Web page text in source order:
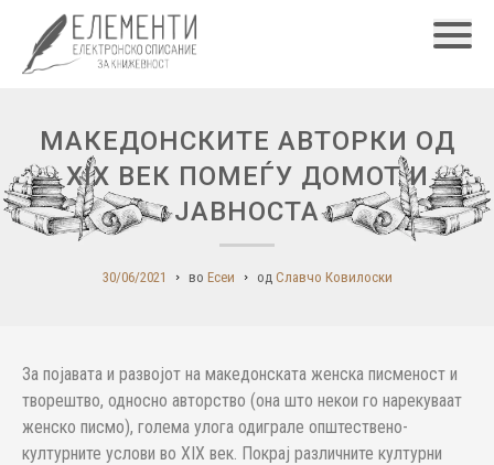
МАКЕДОНСКИТЕ АВТОРКИ ОД
XIX ВЕК ПОМЕЃУ ДОМОТ И
ЈАВНОСТА
30/06/2021 во Есеи од Славчо Ковилоски
За појавата и развојот на македонската женска писменост и
творештво, односно авторство (она што некои го нарекуваат
женско писмо), голема улога одиг­рале општествено-
културните ус­ло­ви во XIX век. Покрај различните културни